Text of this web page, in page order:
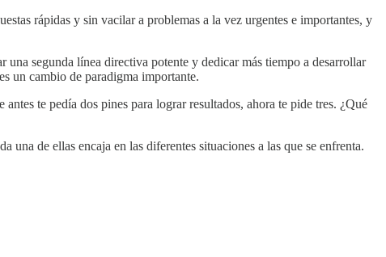
rápidas y sin vacilar a problemas a la vez urgentes e importantes, y
segunda línea directiva potente y dedicar más tiempo a desarrollar
un cambio de paradigma importante.
te pedía dos pines para lograr resultados, ahora te pide tres. ¿Qué
de ellas encaja en las diferentes situaciones a las que se enfrenta.